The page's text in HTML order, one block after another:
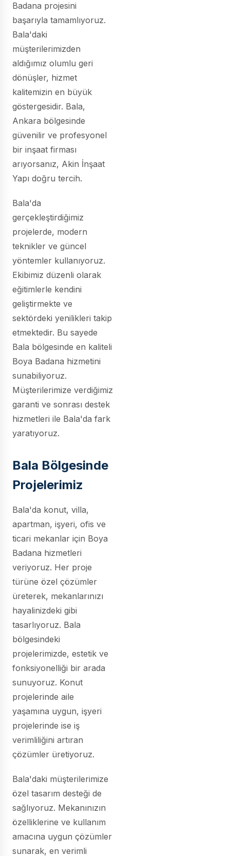
Badana projesini
başarıyla tamamlıyoruz.
Bala'daki
müşterilerimizden
aldığımız olumlu geri
dönüşler, hizmet
kalitemizin en büyük
göstergesidir. Bala,
Ankara bölgesinde
güvenilir ve profesyonel
bir inşaat firması
arıyorsanız, Akin İnşaat
Yapı doğru tercih.
Bala'da
gerçekleştirdiğimiz
projelerde, modern
teknikler ve güncel
yöntemler kullanıyoruz.
Ekibimiz düzenli olarak
eğitimlerle kendini
geliştirmekte ve
sektördeki yenilikleri takip
etmektedir. Bu sayede
Bala bölgesinde en kaliteli
Boya Badana hizmetini
sunabiliyoruz.
Müşterilerimize verdiğimiz
garanti ve sonrası destek
hizmetleri ile Bala'da fark
yaratıyoruz.
Bala Bölgesinde
Projelerimiz
Bala'da konut, villa,
apartman, işyeri, ofis ve
ticari mekanlar için Boya
Badana hizmetleri
veriyoruz. Her proje
türüne özel çözümler
üreterek, mekanlarınızı
hayalinizdeki gibi
tasarlıyoruz. Bala
bölgesindeki
projelerimizde, estetik ve
fonksiyonelliği bir arada
sunuyoruz. Konut
projelerinde aile
yaşamına uygun, işyeri
projelerinde ise iş
verimliliğini artıran
çözümler üretiyoruz.
Bala'daki müşterilerimize
özel tasarım desteği de
sağlıyoruz. Mekanınızın
özelliklerine ve kullanım
amacına uygun çözümler
sunarak, en verimli